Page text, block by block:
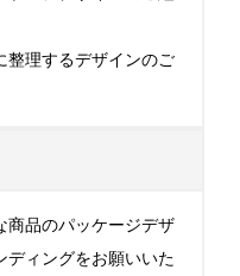
整理するデザインのご
商品のパッケージデザ
ディングをお願いいた